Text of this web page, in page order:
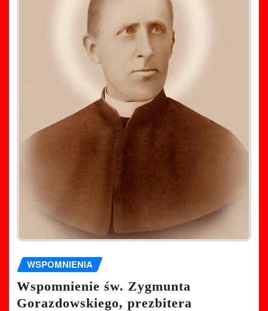
WSPOMNIENIA
Wspomnienie św. Zygmunta
Gorazdowskiego, prezbitera